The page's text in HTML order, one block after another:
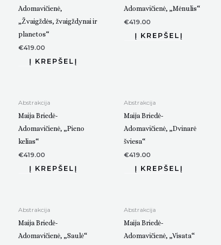
Adomavičienė,
„Žvaigždės, žvaigždynai ir
planetos“
€419.00
Adomavičienė, „Mėnulis“
€419.00
Abstrakcija
Maija Briedė-
Adomavičienė, „Pieno
kelias“
€419.00
Abstrakcija
Maija Briedė-
Adomavičienė, „Dvinarė
šviesa“
€419.00
Abstrakcija
Maija Briedė-
Adomavičienė, „Saulė“
Abstrakcija
Maija Briedė-
Adomavičienė, „Visata“